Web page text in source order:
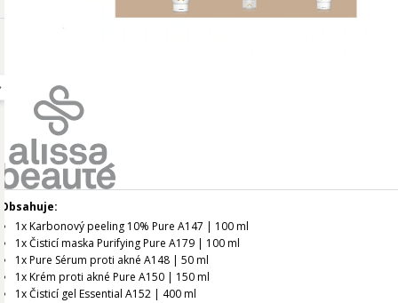
Obsahuje:
1x Karbonový peeling 10% Pure A147 | 100 ml
1x Čisticí maska Purifying Pure A179 | 100 ml
1x Pure Sérum proti akné A148 | 50 ml
1x Krém proti akné Pure A150 | 150 ml
1x Čisticí gel Essential A152 | 400 ml